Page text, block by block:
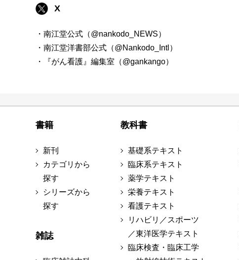
X
・南江堂公式（@nankodo_NEWS）
・南江堂洋書部公式（@Nankodo_Intl）
・『がん看護』編集室（@gankango）
書籍
新刊
カテゴリから
探す
シリーズから
探す
雑誌
教科書
基礎系テキスト
臨床系テキスト
薬学テキスト
栄養テキスト
看護テキスト
リハビリ／スポーツ
／東洋医学テキスト
臨床検査・臨床工学